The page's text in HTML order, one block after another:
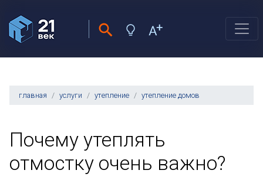
главная услуги утепление утепление домов
Почему утеплять
отмостку очень важно?